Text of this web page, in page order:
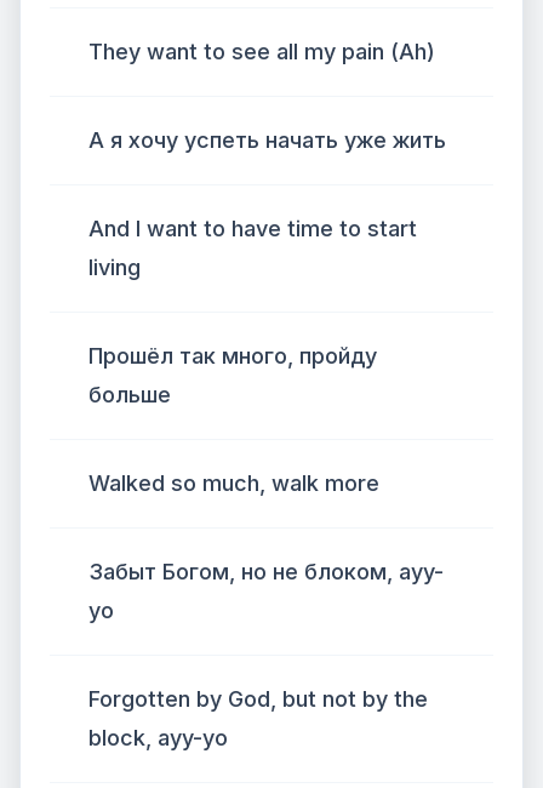
They want to see all my pain (Ah)
А я хочу успеть начать уже жить
And I want to have time to start
living
Прошёл так много, пройду
больше
Walked so much, walk more
Забыт Богом, но не блоком, ayy-
yo
Forgotten by God, but not by the
block, ayy-yo